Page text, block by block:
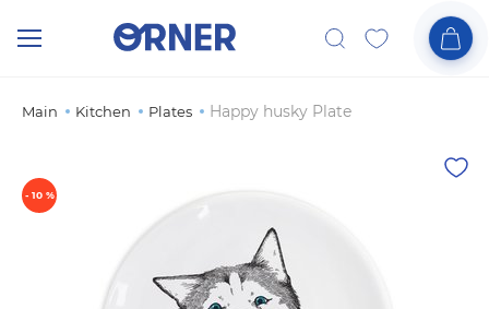
Main Kitchen Plates Happy husky Plate
- 10 %